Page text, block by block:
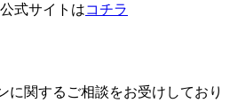
式サイトはコチラ
に関するご相談をお受けしており